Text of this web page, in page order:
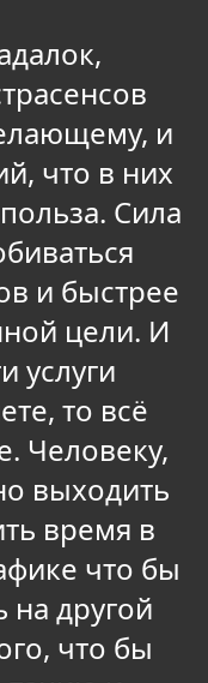
и
что в них
Сила
и быстрее
цели. И
услуги
то всё
Человеку,
выходить
время в
что бы
на другой
что бы